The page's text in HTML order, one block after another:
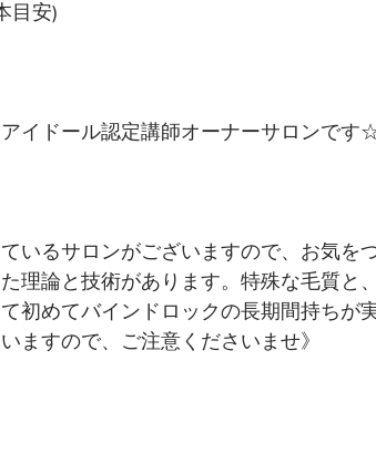
目安)
イドール認定講師オーナーサロンです
いるサロンがございますので、お気を
理論と技術があります。特殊な毛質と
初めてバインドロックの長期間持ちが
ますので、ご注意くださいませ》